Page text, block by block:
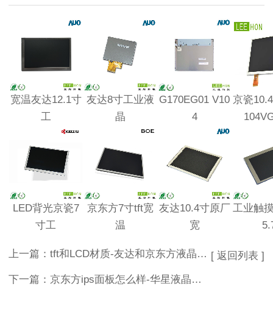
宽温友达12.1寸
工
友达8寸工业液
晶
G170EG01 V10
4
京瓷
LED背光京瓷7
寸工
京东方7寸tft宽
温
友达10.4寸原厂
宽
工业触
上一篇： tft和LCD材质-友达和京东方液晶屏哪个好
下一篇： 京东方ips面板怎么样-华星液晶屏质量怎么样
[ 返回列表 ]